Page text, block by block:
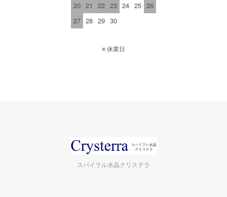
20 21 22 23 24 25 26
27 28 29 30
■休業日
スパイラル水晶クリステラ